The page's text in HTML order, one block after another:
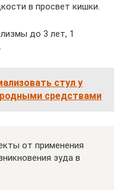
в просвет кишки.
до 3 лет, 1
стул у
средствами
от применения
зуда в